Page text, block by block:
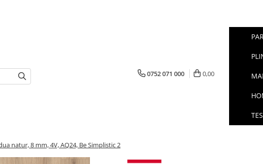
0752 071 000 0,00
natur, 8 mm, 4V, AQ24, Be Simplistic 2